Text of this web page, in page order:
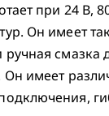
при 24 В,
Он имеет
ручная
Он имеет